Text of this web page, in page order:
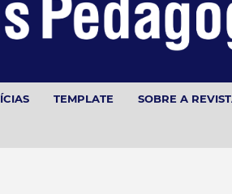
TEMPLATE SOBRE A